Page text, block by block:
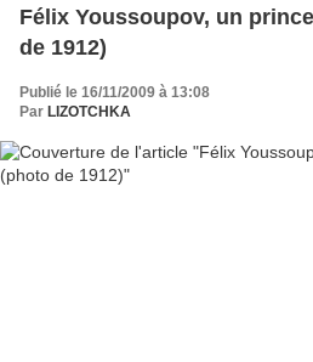
Félix Youssoupov, un
de 1912)
Publié le 16/11/2009 à 13:08
Par LIZOTCHKA